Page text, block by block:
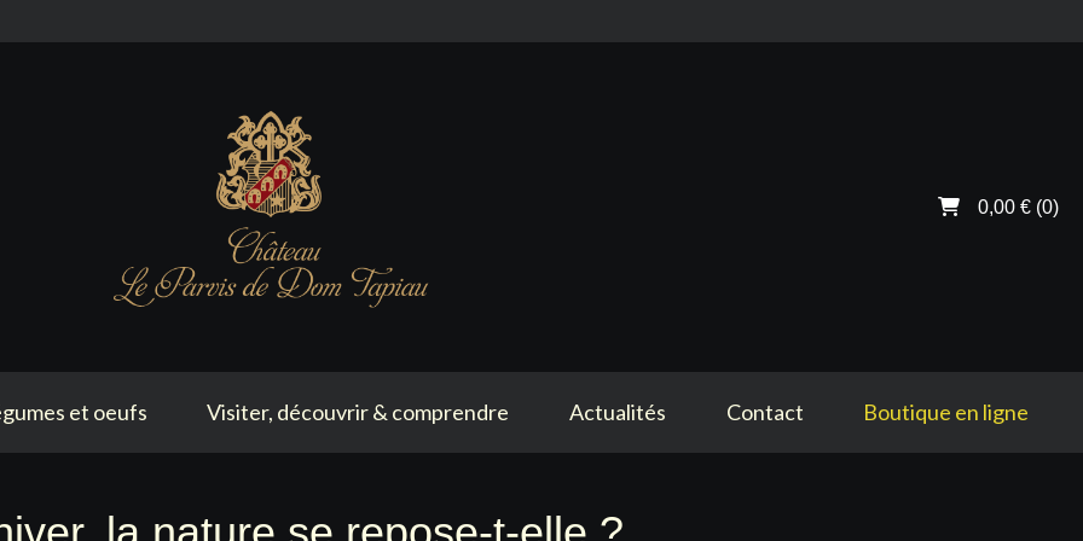
0,00 € (0)
et oeufs Visiter, découvrir & comprendre Actualités Contact Boutique en ligne